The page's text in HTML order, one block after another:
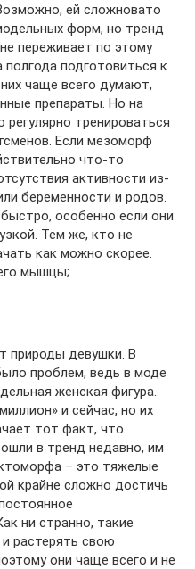
ей сложновато
форм, но тренд
переживает по этому
подготовиться к
чаще всего думают,
препараты. Но на
тренироваться
Если мезоморф
что-то
активности из-
беременности и родов.
особенно если они
Тем же, кто не
как можно скорее.
мышцы;
природы девушки. В
проблем, ведь в моде
женская фигура.
и сейчас, но их
тот факт, что
в тренд недавно, им
– это тяжелые
крайне сложно достичь
ни странно, такие
растерять свою
они чаще всего и не